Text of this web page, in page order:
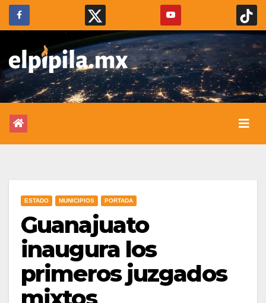
ESTADO MUNICIPIOS PORTADA
Guanajuato
inaugura los
primeros juzgados